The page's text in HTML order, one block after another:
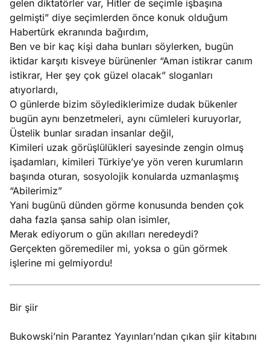
gelen diktatörler var, Hitler de seçimle işbaşına
gelmişti” diye seçimlerden önce konuk olduğum
Habertürk ekranında bağırdım,
Ben ve bir kaç kişi daha bunları söylerken, bugün
iktidar karşıtı kisveye bürünenler “Aman istikrar canım
istikrar, Her şey çok güzel olacak” sloganları
atıyorlardı,
O günlerde bizim söylediklerimize dudak bükenler
bugün aynı benzetmeleri, aynı cümleleri kuruyorlar,
Üstelik bunlar sıradan insanlar değil,
Kimileri uzak görüşlülükleri sayesinde zengin olmuş
işadamları, kimileri Türkiye’ye yön veren kurumların
başında oturan, sosyolojik konularda uzmanlaşmış
“Abilerimiz”
Yani bugünü dünden görme konusunda benden çok
daha fazla şansa sahip olan isimler,
Merak ediyorum o gün akılları neredeydi?
Gerçekten göremediler mi, yoksa o gün görmek
işlerine mi gelmiyordu!
Bir şiir
Bukowski’nin Parantez Yayınları’ndan çıkan şiir kitabını